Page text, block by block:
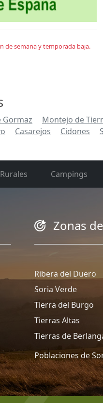
de semana y temporada baja.
Gormaz Montejo de
Casarejos Cidones
Campings
Zonas
Ribera del Duero
Soria Verde
Tierra del Burgo
Tierras Altas
Tierras de
Poblaciones de